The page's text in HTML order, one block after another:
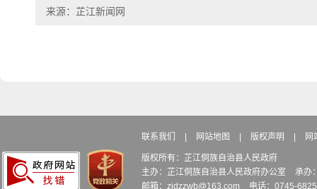
来源：芷江新闻网
联系我们 网站地图 版权声明 网
版权所有：芷江侗族自治县人民政府
主办：芷江侗族自治县人民政府办公室
承办
邮箱：zjdzzwb@163.com
电话：0745-